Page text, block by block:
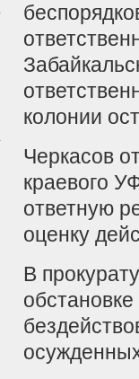
колонии
Черкасов
краевого
ответную
оценку
В